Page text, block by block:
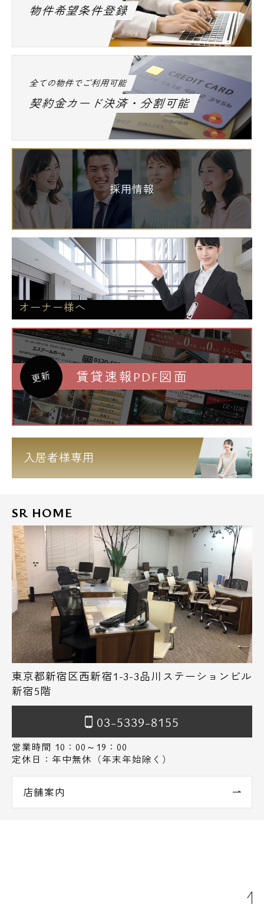
物件希望条件登録
全ての物件でご利用可能
契約金カード決済・分割可能
採用情報
オーナー様へ
更新 賃貸速報PDF図面
入居者様専用
SR HOME
東京都新宿区西新宿1-3-3品川ステーションビル
新宿5階
03-5339-8155
営業時間 10：00～19：00
定休日：年中無休（年末年始除く）
店舗案内